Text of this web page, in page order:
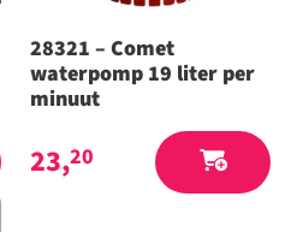
28321 – Comet
waterpomp 19 liter per
minuut
23,20